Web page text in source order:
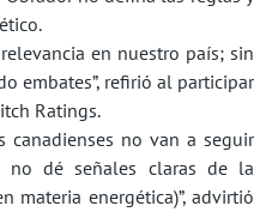
en nuestro país; sin
embates”, refirió al participar
Ratings.
canadienses no van a seguir
no dé señales claras de la
materia energética)”, advirtió